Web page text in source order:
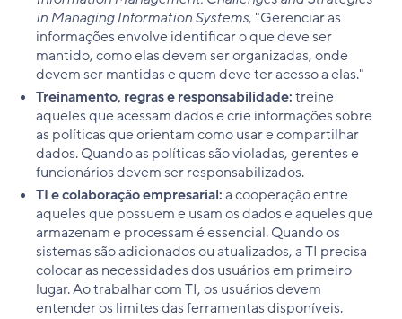
in Managing Information Systems, "Gerenciar as
informações envolve identificar o que deve ser
mantido, como elas devem ser organizadas, onde
devem ser mantidas e quem deve ter acesso a elas."
Treinamento, regras e responsabilidade:treine
aqueles que acessam dados e crie informações sobre
as políticas que orientam como usar e compartilhar
dados. Quando as políticas são violadas, gerentes e
funcionários devem ser responsabilizados.
TI e colaboração empresarial:a cooperação entre
aqueles que possuem e usam os dados e aqueles que
armazenam e processam é essencial. Quando os
sistemas são adicionados ou atualizados, a TI precisa
colocar as necessidades dos usuários em primeiro
lugar. Ao trabalhar com TI, os usuários devem
entender os limites das ferramentas disponíveis.